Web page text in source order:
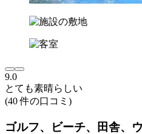
9.0
とても素晴らしい
(40 件の口コミ)
ゴルフ、ビーチ、田舎、